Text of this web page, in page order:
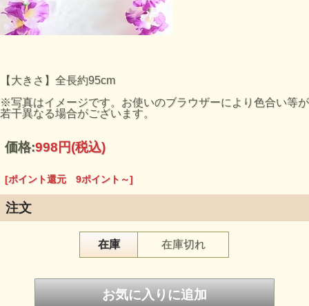
【大きさ】全長約95cm
※写真はイメージです。お使いのブラウザーにより色合い等が
若干異なる場合がございます。
価格:998円(税込)
[ポイント還元 9ポイント～]
注文
在庫 在庫切れ